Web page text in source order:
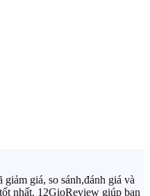
giá, so sánh,đánh giá và
nhất. 12GioReview giúp bạn